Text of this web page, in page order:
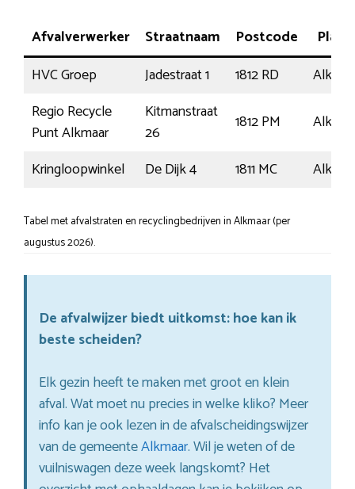
Afvalverwerker Straatnaam Postcode
HVC Groep
Jadestraat 1 1812 RD
Regio Recycle
Punt Alkmaar
Kitmanstraat
26
1812 PM
Kringloopwinkel
De Dijk 4 1811 MC
Tabel met afvalstraten en recyclingbedrijven in Alkmaar (per
augustus 2026).
De afvalwijzer biedt uitkomst: hoe kan ik
beste scheiden?
Elk gezin heeft te maken met groot en klein
afval. Wat moet nu precies in welke kliko? Meer
info kan je ook lezen in de afvalscheidingswijzer
van de gemeenteAlkmaar. Wil je weten of de
vuilniswagen deze week langskomt? Het